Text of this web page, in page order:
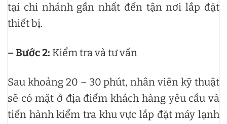
tại chi nhánh gần nhất đến tận nơi lắp đặt
thiết bị.
– Bước 2: Kiểm tra và tư vấn
Sau khoảng 20 – 30 phút, nhân viên kỹ thuật
sẽ có mặt ở địa điểm khách hàng yêu cầu và
tiến hành kiểm tra khu vực lắp đặt máy lạnh